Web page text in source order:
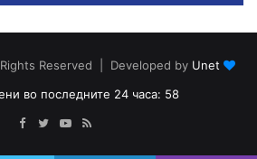
Reserved | Developed by Unet
во последните 24 часа: 58
Facebook
TwitterYouTube
RSS